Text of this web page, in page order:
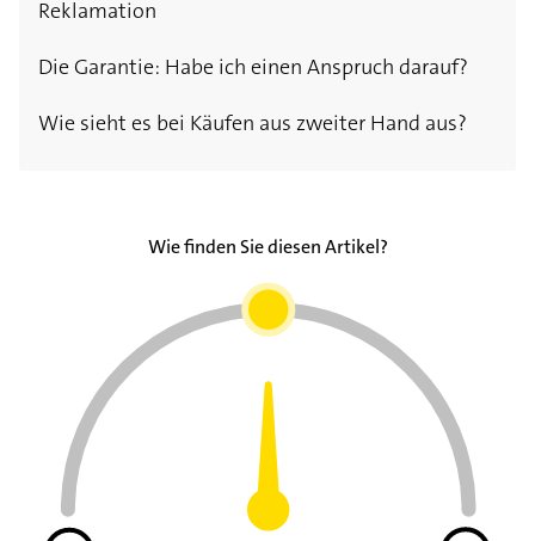
Reklamation
Die Garantie: Habe ich einen Anspruch darauf?
Wie sieht es bei Käufen aus zweiter Hand aus?
Wie finden Sie diesen Artikel?